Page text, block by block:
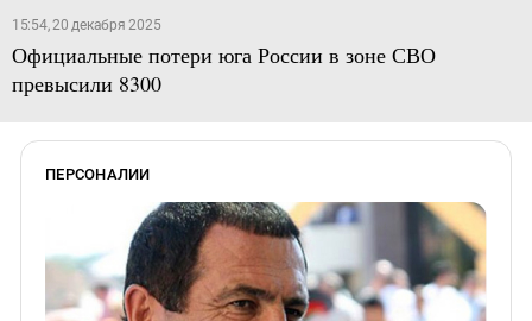
15:54, 20 декабря 2025
Официальные потери юга России в зоне СВО
превысили 8300
ПЕРСОНАЛИИ